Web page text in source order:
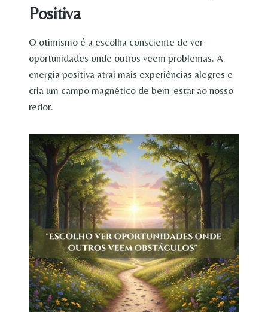
Positiva
O otimismo é a escolha consciente de ver
oportunidades onde outros veem problemas. A
energia positiva atrai mais experiências alegres e
cria um campo magnético de bem-estar ao nosso
redor.